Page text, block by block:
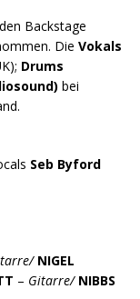
Backstage
Die Vokals
Drums
bei
Seb Byford
NIGEL
– Gitarre/ NIBBS